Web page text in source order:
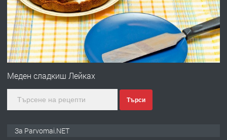
преди 1 година
ПРЕДЛАГА
Първи поход "По стъпките на Ангел
Меден сладкиш Лейках
Търси
За Parvomai.NET